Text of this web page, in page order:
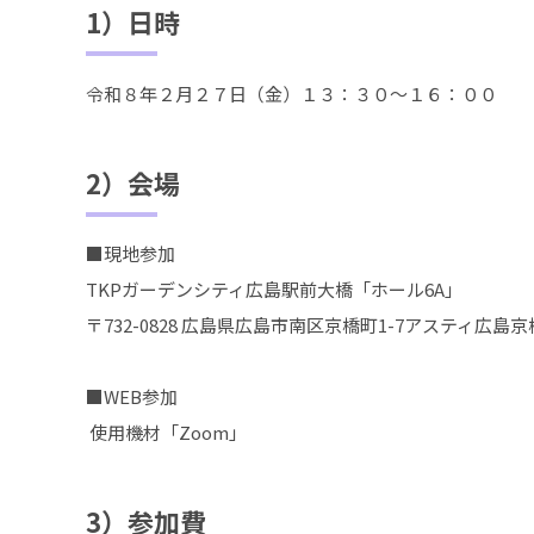
1）日時
令和８年２月２７日（金）１３：３０～１６：００
2）会場
■現地参加
TKPガーデンシティ広島駅前大橋「ホール6A」
〒732-0828 広島県広島市南区京橋町1-7アスティ広島
■WEB参加
使用機材「Zoom」
3）参加費